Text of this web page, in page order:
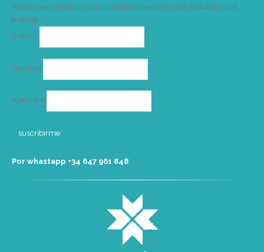
Puede usar el enlace para cancelar la suscripción incluido en el
boletín. >
E-mail*
Nombre
Apellidos
Por whastapp +34 ‭647 961 848‬